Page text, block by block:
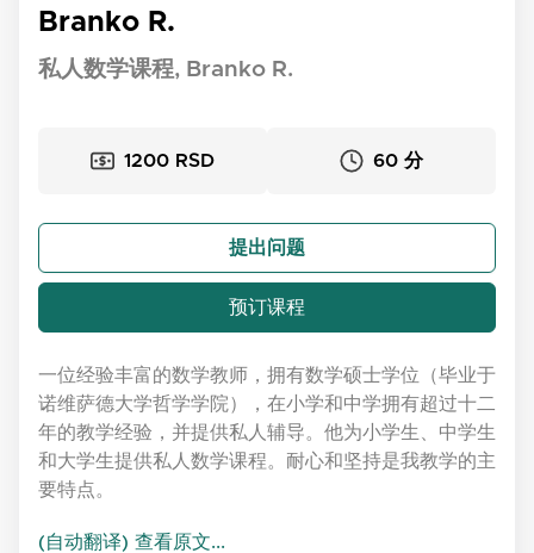
Branko R.
私人数学课程, Branko R.
1200 RSD 60 分
提出问题
预订课程
一位经验丰富的数学教师，拥有数学硕士学位（毕业于
诺维萨德大学哲学学院），在小学和中学拥有超过十二
年的教学经验，并提供私人辅导。他为小学生、中学生
和大学生提供私人数学课程。耐心和坚持是我教学的主
要特点。
(自动翻译) 查看原文...